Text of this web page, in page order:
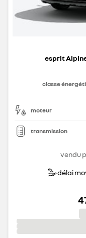
esprit
classe
moteur
transmission
vendu
délai